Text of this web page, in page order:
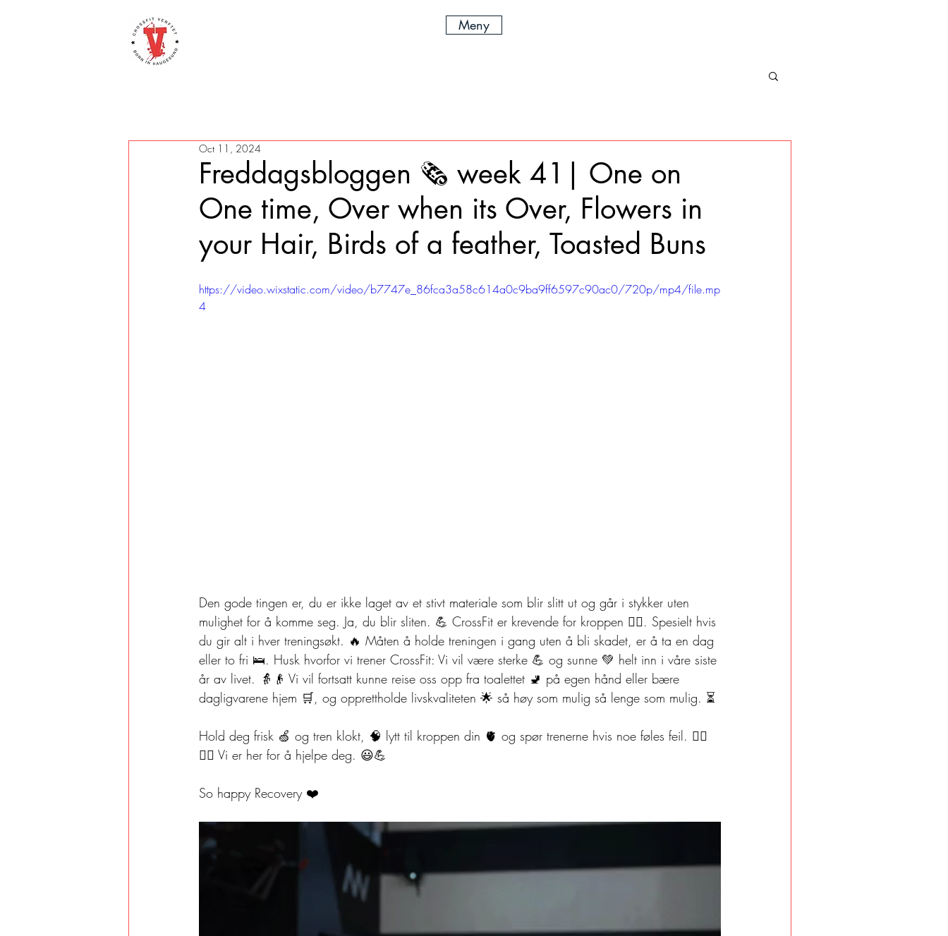
Meny
Freddagsbloggen 🗞️ week 41| One on
One time, Over when its Over, Flowers in
your Hair, Birds of a feather, Toasted Buns
Oct 11, 2024
https://video.wixstatic.com/video/b7747e_86fca3a58c614a0c9ba9ff6597c90ac0/720p/mp4/file.mp
4
Den gode tingen er, du er ikke laget av et stivt materiale som blir slitt ut og går i stykker uten
mulighet for å komme seg. Ja, du blir sliten. 💪 CrossFit er krevende for kroppen 🏋️‍♂️. Spesielt hvis
du gir alt i hver treningsøkt. 🔥 Måten å holde treningen i gang uten å bli skadet, er å ta en dag
eller to fri 🛌. Husk hvorfor vi trener CrossFit: Vi vil være sterke 💪 og sunne 💚 helt inn i våre siste
år av livet. 👵👴 Vi vil fortsatt kunne reise oss opp fra toalettet 🚽 på egen hånd eller bære
dagligvarene hjem 🛒, og opprettholde livskvaliteten 🌟 så høy som mulig så lenge som mulig. ⏳
Hold deg frisk 🍏 og tren klokt, 🧠 lytt til kroppen din 🫀 og spør trenerne hvis noe føles feil. 🙋‍♂️
🙋‍♀️ Vi er her for å hjelpe deg. 😃💪
So happy Recovery ❤️